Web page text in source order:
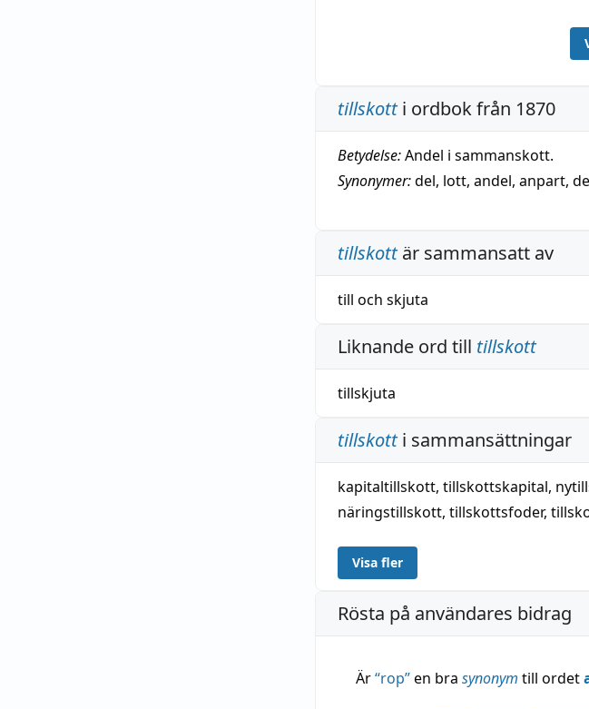
tillskotti ordbok från 1870
Betydelse:Andel i sammanskott.
Synonymer:del, lott, andel, anpart,
tillskottär sammansatt av
till och skjuta
Liknande ord till tillskott
tillskjuta
tillskotti sammansättningar
kapitaltillskott, tillskottskapital,
näringstillskott, tillskottsfoder,
Visa fler
Rösta på användares bidrag
Är“rop”en bra synonym till ordet